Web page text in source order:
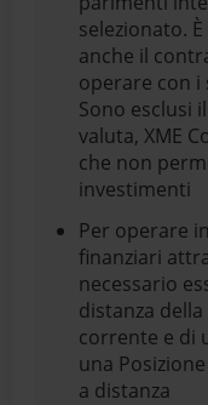
selezionato.
anche il
operare con i
Sono esclusi
valuta, XME
che non
investimenti
Per operare
finanziari
necessario
distanza
corrente e di
una
a distanza